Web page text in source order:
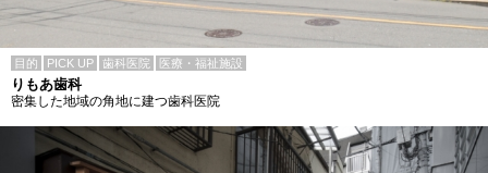
目的 PICK UP 歯科医院 医療・福祉施設
りもあ歯科
密集した地域の角地に建つ歯科医院